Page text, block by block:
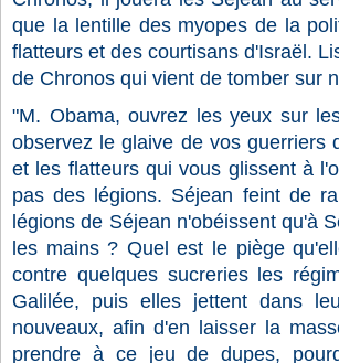
que la lentille des myopes de la
flatteurs et des courtisans d'Israël.
de Chronos qui vient de tomber sur
"M. Obama, ouvrez les yeux sur
observez le glaive de vos guerriers
et les flatteurs qui vous glissent à
pas des légions. Séjean feint de
légions de Séjean n'obéissent qu'à
les mains ? Quel est le piège
contre quelques sucreries les
Galilée, puis elles jettent dans
nouveaux, afin d'en laisser la
prendre à ce jeu de dupes,